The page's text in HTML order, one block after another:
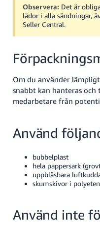
Observera: Det är
lådor i alla sändningar,
Seller Central.
Om du använder
snabbt kan hanteras och
medarbetare från
Använd
bubbelplast
hela pappersark
uppblåsbara
skumskivor i polyeten
Använd inte